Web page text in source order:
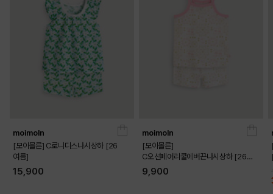
moimoln
[모이몰른] C로니디스나시상하 [26
여름]
15,900
moimoln
[모이몰른]
C오션페어리쿨에버끈나시상하 [26
여름]
9,900